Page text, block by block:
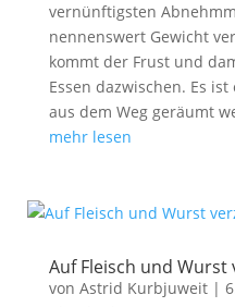
vernünftigsten
nennenswert Gewicht
kommt der Frust und
Essen dazwischen. Es
aus dem Weg geräumt
mehr lesen
Auf Fleisch und Wurst
von Astrid Kurbjuweit|